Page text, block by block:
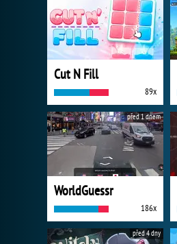
Cut N Fill
89x
WorldGuessr
186x
před 1 dnem
před 4 dny